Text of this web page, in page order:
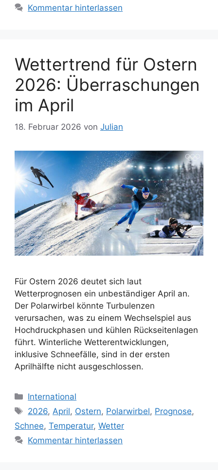
Kommentar hinterlassen
Wettertrend für Ostern
2026: Überraschungen
im April
18. Februar 2026 von Julian
Für Ostern 2026 deutet sich laut
Wetterprognosen ein unbeständiger April an.
Der Polarwirbel könnte Turbulenzen
verursachen, was zu einem Wechselspiel aus
Hochdruckphasen und kühlen Rückseitenlagen
führt. Winterliche Wetterentwicklungen,
inklusive Schneefälle, sind in der ersten
Aprilhälfte nicht ausgeschlossen.
Kategorien
International
Schlagwörter
2026,April, Ostern, Polarwirbel, Prognose,
Schnee, Temperatur, Wetter
Kommentar hinterlassen